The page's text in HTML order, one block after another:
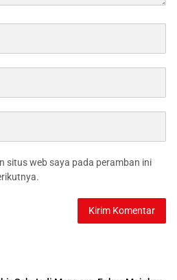
situs web saya pada peramban ini